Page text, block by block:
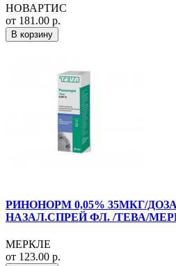
НОВАРТИС
от 181.00 р.
В корзину
РИНОНОРМ 0,05% 35МКГ/
НАЗАЛ.СПРЕЙ ФЛ. /ТЕВА/
МЕРКЛЕ
от 123.00 р.